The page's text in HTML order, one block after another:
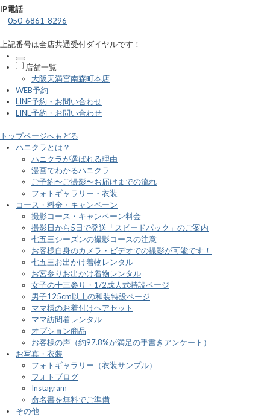
IP電話
050-6861-8296
上記番号は全店共通受付ダイヤルです！
店舗一覧
大阪天満宮南森町本店
WEB予約
LINE予約・お問い合わせ
LINE予約・お問い合わせ
トップページへもどる
ハニクラとは？
ハニクラが選ばれる理由
漫画でわかるハニクラ
ご予約〜ご撮影〜お届けまでの流れ
フォトギャラリー・衣装
コース・料金・キャンペーン
撮影コース・キャンペーン料金
撮影日から5日で発送「スピードパック」のご案内
七五三シーズンの撮影コースの注意
お客様自身のカメラ・ビデオでの撮影が可能です！
七五三お出かけ着物レンタル
お宮参りお出かけ着物レンタル
女子の十三参り・1/2成人式特設ページ
男子125cm以上の和装特設ページ
ママ様のお着付けヘアセット
ママ訪問着レンタル
オプション商品
お客様の声（約97.8%が満足の手書きアンケート）
お写真・衣装
フォトギャラリー（衣装サンプル）
フォトブログ
Instagram
命名書を無料でご準備
その他